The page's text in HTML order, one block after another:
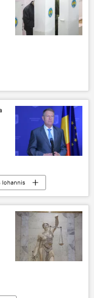
Iohannis